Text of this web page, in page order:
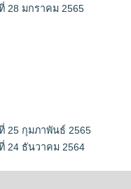
28 มกราคม 2565
25 กุมภาพันธ์ 2565
24 ธันวาคม 2564